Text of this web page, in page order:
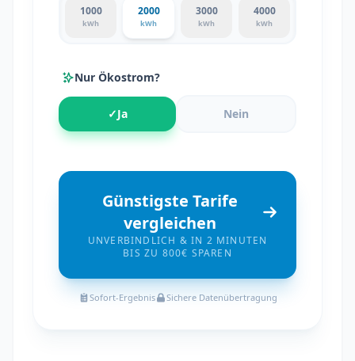
1000
kWh
2000
kWh
3000
kWh
4000
kWh
Nur Ökostrom?
✓Ja Nein
Günstigste Tarife
vergleichen
UNVERBINDLICH & IN 2 MINUTEN
BIS ZU 800€ SPAREN
Sofort-Ergebnis Sichere Datenübertragung